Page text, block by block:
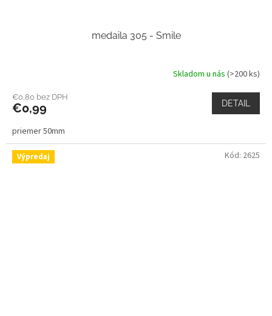
medaila 305 - Smile
Skladom u nás (>200 ks)
€0,80 bez DPH
€0,99 DETAIL
priemer 50mm
Výpredaj Kód: 2625